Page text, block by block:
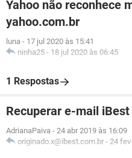
Yahoo não reconhece
yahoo.com.br
luna - 17 jul 2020 às 15:41
ninha25 - 18 jul 2020 às 06:45
1 Respostas
Recuperar e-mail iBest
AdrianaPaiva - 24 abr 2019 às 16:09
originado.x@ibest.com.br - 24 fev